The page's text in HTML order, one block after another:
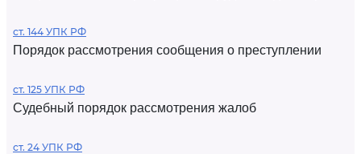
ст. 144 УПК РФ
Порядок рассмотрения сообщения о преступлении
ст. 125 УПК РФ
Судебный порядок рассмотрения жалоб
ст. 24 УПК РФ